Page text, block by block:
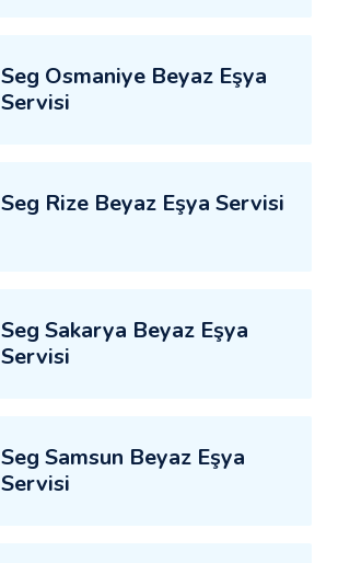
Seg Osmaniye Beyaz Eşya
Servisi
Seg Rize Beyaz Eşya Servisi
Seg Sakarya Beyaz Eşya
Servisi
Seg Samsun Beyaz Eşya
Servisi